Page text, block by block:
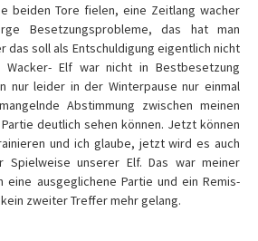
beiden Tore fielen, eine Zeitlang wacher
Besetzungsprobleme, das hat man
das soll als Entschuldigung eigentlich nicht
Elf war nicht in Bestbesetzung
nur leider in der Winterpause nur einmal
Abstimmung zwischen meinen
deutlich sehen können. Jetzt können
und ich glaube, jetzt wird es auch
unserer Elf. Das war meiner
eine ausgeglichene Partie und ein Remis-
zweiter Treffer mehr gelang.